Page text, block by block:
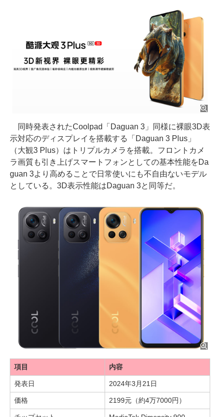
同時発表されたCoolpad「Daguan 3」同様に裸眼3D表
示対応のディスプレイを搭載する「Daguan 3 Plus」
（大観3 Plus）はトリプルカメラを搭載。フロントカメ
ラ画質も引き上げスマートフォンとしての基本性能をDa
guan 3より高めることで日常使いにも不自由ないモデル
としている。3D表示性能はDaguan 3と同等だ。
項目 内容
発表日 2024年3月21日
価格 2199元（約4万7000円）